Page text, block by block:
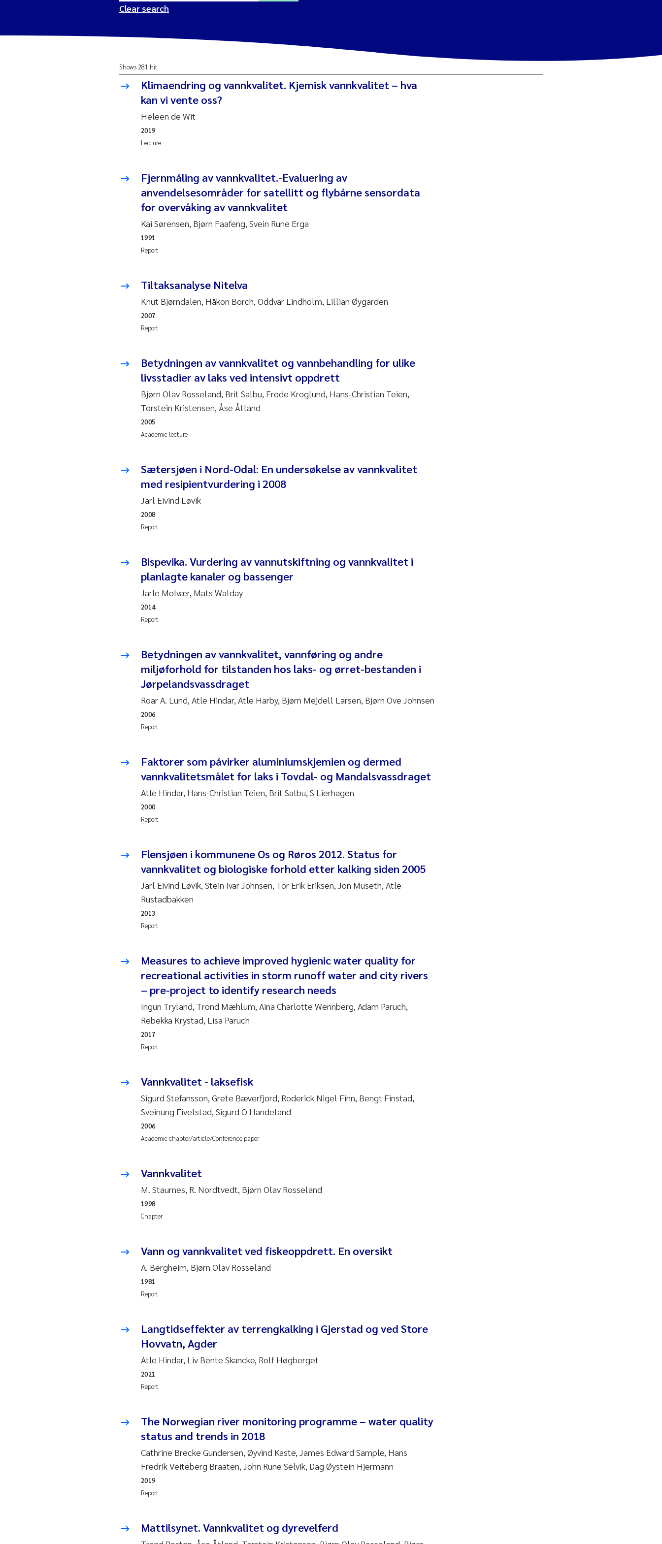
2025
2024
2023
2022
2021
2020
2019
2018
2016
2015
2013
2012
2011
2009
2008
2007
2005
Reset
Amy Lusher
Åse Åtland
Sigrid Haande
Johnny Håll
Susanne Claudia Schneider
Ole-Kristian Hess-Erga
Bibiana Gomez Crespo
Kari Austnes
Elizaveta Protsenko
Stephanie Delacroix
Maia Røst Kile
Hege Gundersen
Janne Kim Gitmark
Inga Fløisand
Maria Thérése Hultman
Ana Margarida Pinto Costa
Valentina Elena Tartiu
Tânia Cristina Gomes
Pål Molander
Merete Schøyen
Elisabeth Støhle Rødland
Aina Charlotte Wennberg
Camilla With Fagerli
Liv Bente Skancke
Roar Brænden
Medyan Esam Ghareeb
Froukje Maria Platjouw
Wenche Eikrem
Reset
Clear search
Shows 281 hit
Klimaendring og vannkvalitet. Kjemisk vannkvalitet – hva
kan vi vente oss?
Heleen de Wit
Lecture
2019
Fjernmåling av vannkvalitet.-Evaluering av
anvendelsesområder for satellitt og flybårne sensordata
for overvåking av vannkvalitet
Kai Sørensen, Bjørn Faafeng, Svein Rune Erga
Report
1991
Tiltaksanalyse Nitelva
Knut Bjørndalen, Håkon Borch, Oddvar Lindholm, Lillian Øygarden
Report
2007
Betydningen av vannkvalitet og vannbehandling for ulike
livsstadier av laks ved intensivt oppdrett
Bjørn Olav Rosseland, Brit Salbu, Frode Kroglund, Hans-Christian Teien,
Torstein Kristensen, Åse Åtland
Academic lecture
2005
Sætersjøen i Nord-Odal: En undersøkelse av vannkvalitet
med resipientvurdering i 2008
Jarl Eivind Løvik
Report
2008
Bispevika. Vurdering av vannutskiftning og vannkvalitet i
planlagte kanaler og bassenger
Jarle Molvær, Mats Walday
Report
2014
Betydningen av vannkvalitet, vannføring og andre
miljøforhold for tilstanden hos laks- og ørret-bestanden i
Jørpelandsvassdraget
Roar A. Lund, Atle Hindar, Atle Harby, Bjørn Mejdell Larsen, Bjørn Ove Johnsen
Report
2006
Faktorer som påvirker aluminiumskjemien og dermed
vannkvalitetsmålet for laks i Tovdal- og Mandalsvassdraget
Atle Hindar, Hans-Christian Teien, Brit Salbu, S Lierhagen
Report
2000
Flensjøen i kommunene Os og Røros 2012. Status for
vannkvalitet og biologiske forhold etter kalking siden 2005
Jarl Eivind Løvik, Stein Ivar Johnsen, Tor Erik Eriksen, Jon Museth, Atle
Rustadbakken
Report
2013
Measures to achieve improved hygienic water quality for
recreational activities in storm runoff water and city rivers
– pre-project to identify research needs
Ingun Tryland, Trond Mæhlum, Aina Charlotte Wennberg, Adam Paruch,
Rebekka Krystad, Lisa Paruch
Report
2017
Vannkvalitet - laksefisk
Sigurd Stefansson, Grete Bæverfjord, Roderick Nigel Finn, Bengt Finstad,
Sveinung Fivelstad, Sigurd O Handeland
Academic chapter/article/Conference paper
2006
Vannkvalitet
M. Staurnes, R. Nordtvedt, Bjørn Olav Rosseland
Chapter
1998
Vann og vannkvalitet ved fiskeoppdrett. En oversikt
A. Bergheim, Bjørn Olav Rosseland
Report
1981
Langtidseffekter av terrengkalking i Gjerstad og ved Store
Hovvatn, Agder
Atle Hindar, Liv Bente Skancke, Rolf Høgberget
Report
2021
The Norwegian river monitoring programme – water quality
status and trends in 2018
Cathrine Brecke Gundersen, Øyvind Kaste, James Edward Sample, Hans
Fredrik Veiteberg Braaten, John Rune Selvik, Dag Øystein Hjermann
Report
2019
Mattilsynet. Vannkvalitet og dyrevelferd